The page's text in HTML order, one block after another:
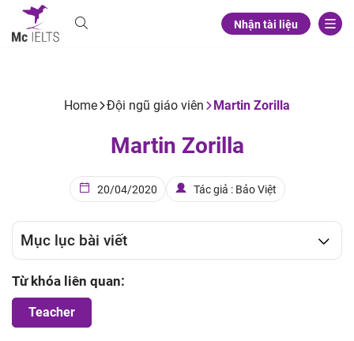
Nhận tài liệu
Home Đội ngũ giáo viên Martin Zorilla
Martin Zorilla
20/04/2020 Tác giả : Bảo Việt
Mục lục bài viết
Từ khóa liên quan:
Teacher